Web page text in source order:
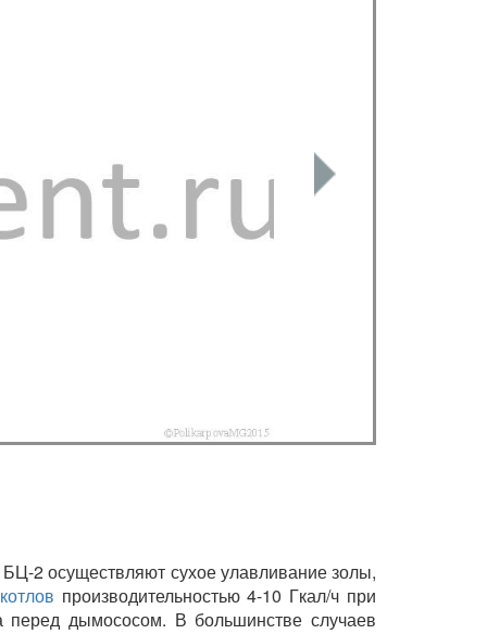
2 осуществляют сухое улавливание золы,
производительностью 4-10 Гкал/ч при
перед дымососом. В большинстве случаев